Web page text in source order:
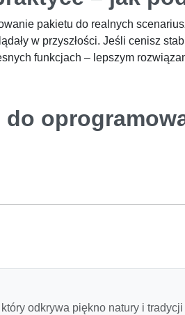
pakietu do realnych
w przyszłości. Jeśli cenisz
funkcjach – lepszym
odkrywa piękno natury i